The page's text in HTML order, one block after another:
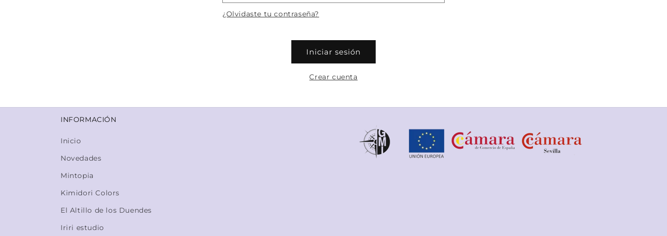
¿Olvidaste tu contraseña?
Iniciar sesión
Crear cuenta
INFORMACIÓN
Inicio
Novedades
Mintopia
Kimidori Colors
El Altillo de los Duendes
Iriri estudio